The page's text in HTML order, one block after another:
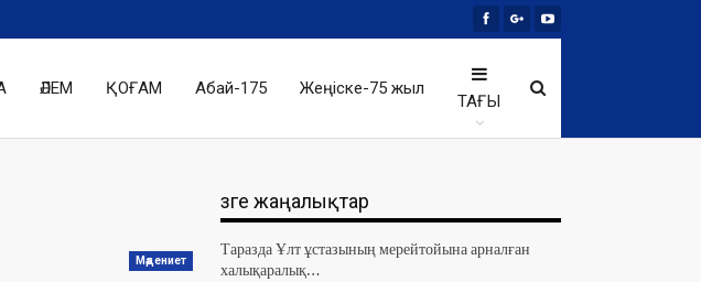
ӘЛЕМ ҚОҒАМ Абай-175 Жеңіске-75 жыл
ТАҒЫ
Мәдениет
Өзге жаңалықтар
Таразда Ұлт ұстазының мерейтойына арналған
халықаралық…